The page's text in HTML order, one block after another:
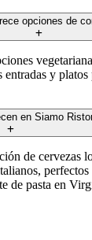
opciones de
y platos
en Siamo
de cervezas
de pasta en